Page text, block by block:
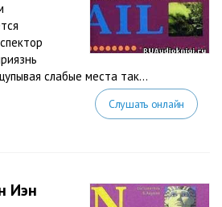
слабые места так...
Слушать онлайн
Иэн